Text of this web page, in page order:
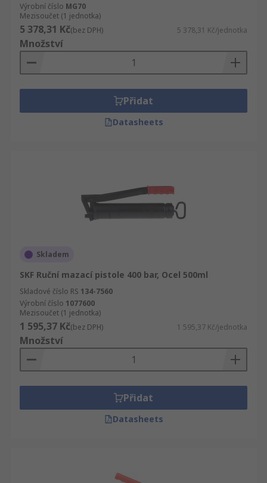
Výrobní číslo MG70
Mezisoučet (1 jednotka)
5 378,31 Kč(bez DPH) 5 378,31 Kč/jednotka
Množství
Přidat
Datasheets
Skladem
SKF Ruční mazací pistole 400 bar, Ocel 500ml
Skladové číslo RS 134-7560
Výrobní číslo 1077600
Mezisoučet (1 jednotka)
1 595,37 Kč(bez DPH) 1 595,37 Kč/jednotka
Množství
Přidat
Datasheets